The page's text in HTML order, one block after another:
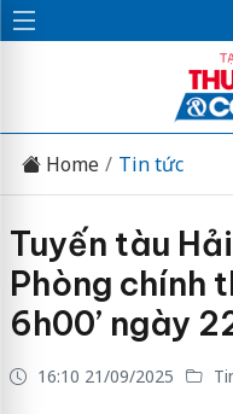
Home Tin tức
Tuyến tàu
Phòng chính
6h00’ ngày
16:10 21/09/2025